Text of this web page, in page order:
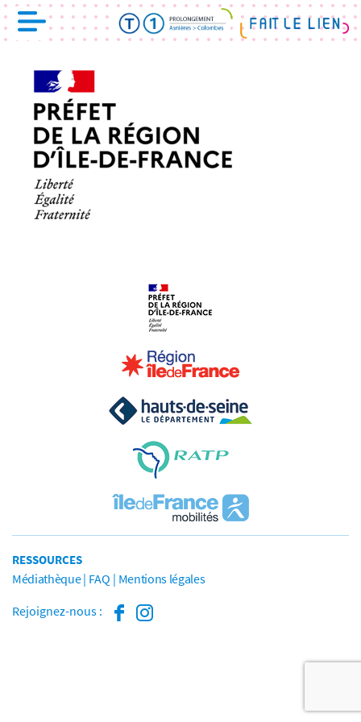
RESSOURCES
Médiathèque FAQ Mentions légales
Rejoignez-nous :